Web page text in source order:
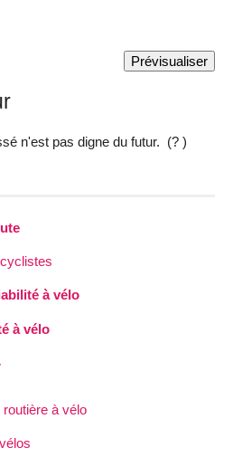
n'est pas digne du futur. (? )
à vélo
à vélo
à vélo